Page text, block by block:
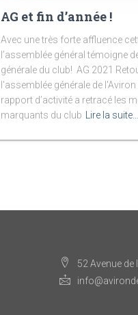
AG et fin d’année !
Avec une très forte affluence
l’assemblée général témoigne
générale du club! AG 2021
l'assemblée générale de
rapport d’activité a retracé les
marquants du club
Lire la suite…
52 Avenue de